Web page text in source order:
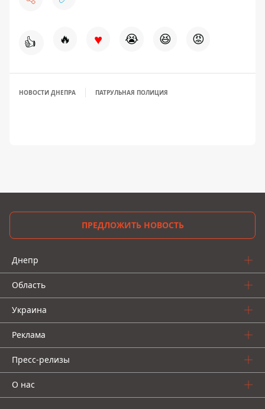
👍 🔥 ♥ 😭 😆 😡
НОВОСТИ ДНЕПРА ПАТРУЛЬНАЯ ПОЛИЦИЯ
ПРЕДЛОЖИТЬ НОВОСТЬ
Днепр
Область
Украина
Реклама
Пресс-релизы
О нас